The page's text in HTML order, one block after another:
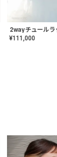
¥111,000